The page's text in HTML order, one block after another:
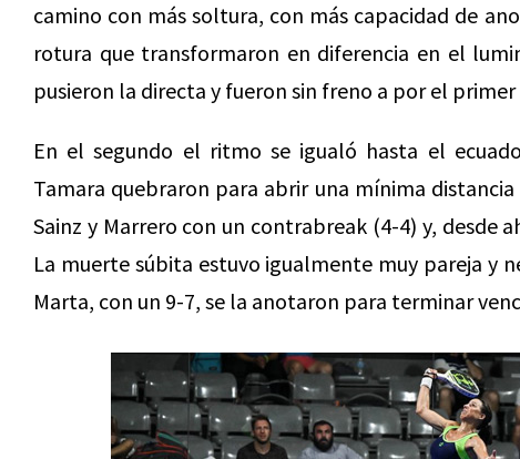
camino con más soltura, con más capacidad de
rotura que transformaron en diferencia en el
pusieron la directa y fueron sin freno a por el primer
En el segundo el ritmo se igualó hasta el
Tamara quebraron para abrir una mínima
Sainz y Marrero con un contrabreak (4-4) y, desde
La muerte súbita estuvo igualmente muy pareja y
Marta, con un 9-7, se la anotaron para terminar